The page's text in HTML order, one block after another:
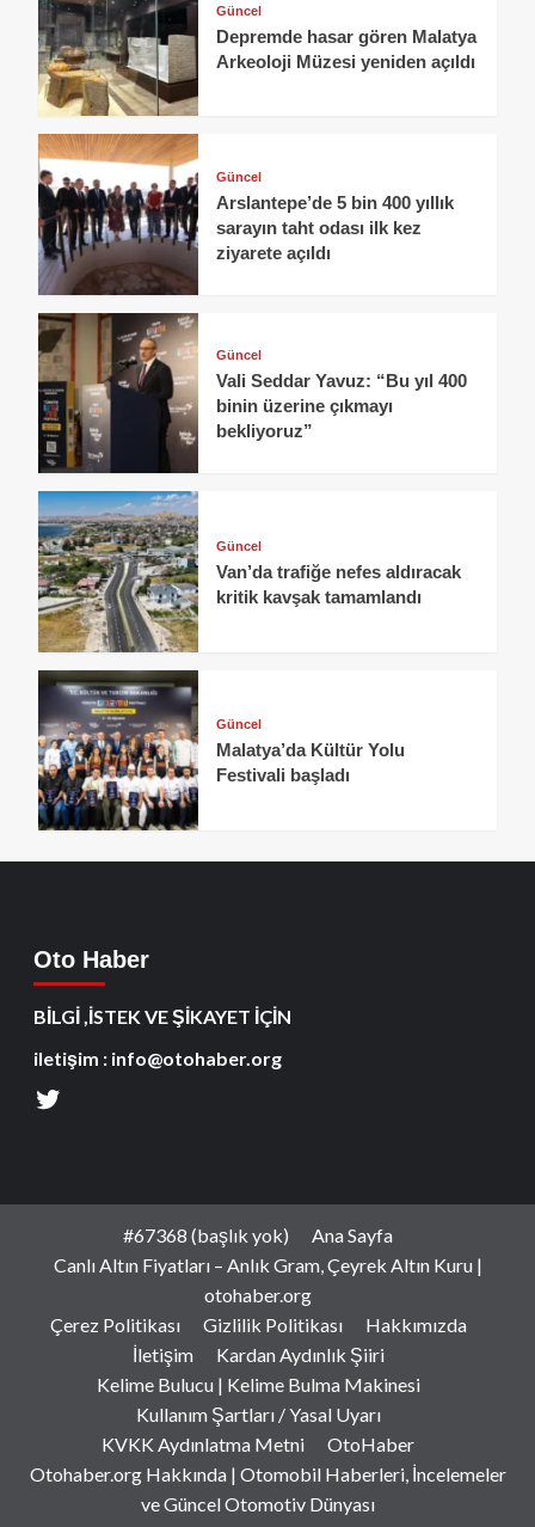
Güncel
Depremde hasar gören Malatya
Arkeoloji Müzesi yeniden açıldı
Güncel
Arslantepe’de 5 bin 400 yıllık
sarayın taht odası ilk kez
ziyarete açıldı
Güncel
Vali Seddar Yavuz: “Bu yıl 400
binin üzerine çıkmayı
bekliyoruz”
Güncel
Van’da trafiğe nefes aldıracak
kritik kavşak tamamlandı
Güncel
Malatya’da Kültür Yolu
Festivali başladı
Oto Haber
BİLGİ ,İSTEK VE ŞİKAYET İÇİN
iletişim : info@otohaber.org
#67368 (başlık yok)
Ana Sayfa
Canlı Altın Fiyatları – Anlık Gram, Çeyrek Altın Kuru |
otohaber.org
Çerez Politikası
Gizlilik Politikası
Hakkımızda
İletişim
Kardan Aydınlık Şiiri
Kelime Bulucu | Kelime Bulma Makinesi
Kullanım Şartları / Yasal Uyarı
KVKK Aydınlatma Metni
OtoHaber
Otohaber.org Hakkında | Otomobil Haberleri, İncelemeler
ve Güncel Otomotiv Dünyası